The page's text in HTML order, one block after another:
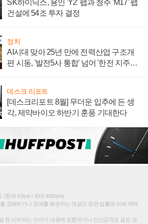
SK하이닉스, 용인 'Y2' 팹과 청주 'M17' 팹
건설에 54조 투자 결정
정치
AI시대 맞아 25년 만에 전력산업 구조개
편 시동, '발전5사 통합' 넘어 '한전 지주사'
데스크 리포트
[데스크리포트 8월] 무더운 입추에 든 생
각, 제약바이오 하반기 훈풍 기대한다
(현재 0 byte / 최대 400byte)
침해하거나 명예를 훼손하는 댓글은 관련 법률에 의해 제재
등 비하하는 단어가 내용에 포함되거나 인신공격성 글은 관